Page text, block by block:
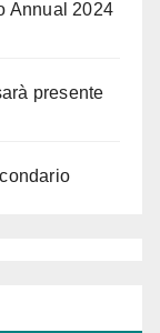
Annual 2024
presente